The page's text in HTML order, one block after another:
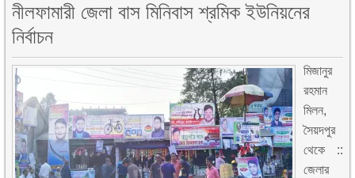
নীলফামারী জেলা বাস মিনিবাস শ্রমিক ইউনিয়নের
নির্বাচন
মিজানুর
রহমান
মিলন,
সৈয়দপুর
থেকে ::
জেলার